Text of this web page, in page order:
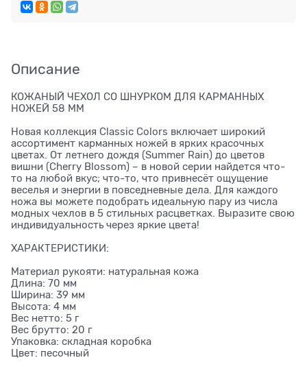
Описание
КОЖАНЫЙ ЧЕХОЛ СО ШНУРКОМ ДЛЯ КАРМАННЫХ
НОЖЕЙ 58 ММ
Новая коллекция Classic Colors включает широкий
ассортимент карманных ножей в ярких красочных
цветах. От летнего дождя (Summer Rain) до цветов
вишни (Cherry Blossom) – в новой серии найдется что-
то на любой вкус; что-то, что привнесёт ощущение
веселья и энергии в повседневные дела. Для каждого
ножа вы можете подобрать идеальную пару из числа
модных чехлов в 5 стильных расцветках. Выразите свою
индивидуальность через яркие цвета!
ХАРАКТЕРИСТИКИ:
Материал рукояти: натуральная кожа
Длина: 70 мм
Ширина: 39 мм
Высота: 4 мм
Вес нетто: 5 г
Вес брутто: 20 г
Упаковка: складная коробка
Цвет: песочный